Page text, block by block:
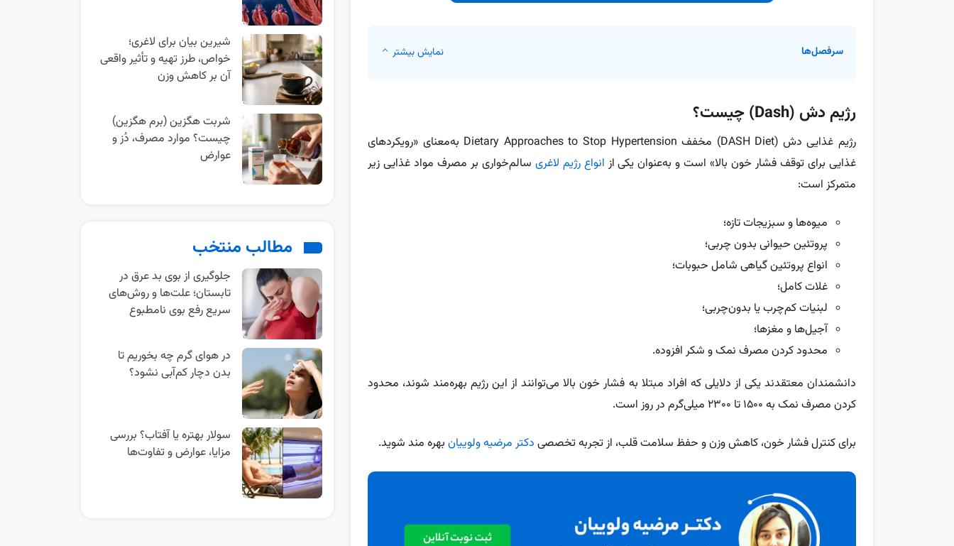
سرفصل‌ها نمایش بیشتر
رژیم دش (Dash) چیست؟
رژیم غذایی دش (DASH Diet) مخفف Dietary Approaches to Stop Hypertension به‌معنای «رویکردهای
غذایی برای توقف فشار خون بالا» است و به‌عنوان یکی از انواع رژیم لاغری سالم‌خواری بر مصرف مواد غذایی زیر
متمرکز است:
میوه‌ها و سبزیجات تازه؛
پروتئین حیوانی بدون چربی؛
انواع پروتئین گیاهی شامل حبوبات؛
غلات کامل؛
لبنیات کم‌چرب یا بدون‌چربی؛
آجیل‌ها و مغزها؛
محدود کردن مصرف نمک و شکر افزوده.
دانشمندان معتقدند یکی از دلایلی که افراد مبتلا به فشار خون بالا می‌توانند از این رژیم بهره‌مند شوند، محدود
کردن مصرف نمک به ۱۵۰۰ تا ۲۳۰۰ میلی‌گرم در روز است.
برای کنترل فشار خون، کاهش وزن و حفظ سلامت قلب، از تجربه تخصصی دکتر مرضیه ولوییان بهره‌ مند شوید.
شیرین بیان برای لاغری؛
خواص، طرز تهیه و تأثیر واقعی
آن بر کاهش وزن
شربت هگزین (برم هگزین)
چیست؟ موارد مصرف، دُز و
عوارض
مطالب منتخب
جلوگیری از بوی بد عرق در
تابستان؛ علت‌ها و روش‌های
سریع رفع بوی نامطبوع
در هوای گرم چه بخوریم تا
بدن دچار کم‌آبی نشود؟
سولار بهتره یا آفتاب؟ بررسی
مزایا، عوارض و تفاوت‌ها